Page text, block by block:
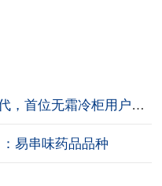
上一篇： 冷柜进入风冷无霜时代，首位无霜冷柜用户诞生
易串味药品品种